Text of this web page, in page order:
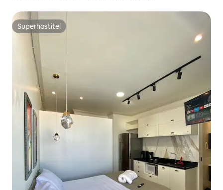
Superhostiteľ
Superhostiteľ